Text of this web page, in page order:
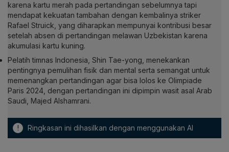
karena kartu merah pada pertandingan sebelumnya tapi
mendapat kekuatan tambahan dengan kembalinya striker
Rafael Struick, yang diharapkan mempunyai kontribusi besar
setelah absen di pertandingan melawan Uzbekistan karena
akumulasi kartu kuning.
Pelatih timnas Indonesia, Shin Tae-yong, menekankan
pentingnya pemulihan fisik dan mental serta semangat untuk
memenangkan pertandingan agar bisa lolos ke Olimpiade
Paris 2024, dengan pertandingan ini dipimpin wasit asal Arab
Saudi, Majed Alshamrani.
! Ringkasan ini dihasilkan dengan menggunakan AI